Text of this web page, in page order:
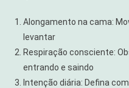
Alongamento na cama:
levantar
Respiração consciente:
entrando e saindo
Intenção diária: Defina